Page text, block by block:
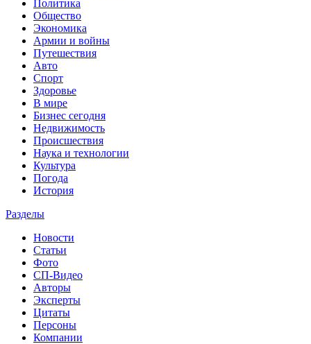
Политика
Общество
Экономика
Армии и войны
Путешествия
Авто
Спорт
Здоровье
В мире
Бизнес сегодня
Недвижимость
Происшествия
Наука и технологии
Культура
Погода
История
Разделы
Новости
Статьи
Фото
СП-Видео
Авторы
Эксперты
Цитаты
Персоны
Компании